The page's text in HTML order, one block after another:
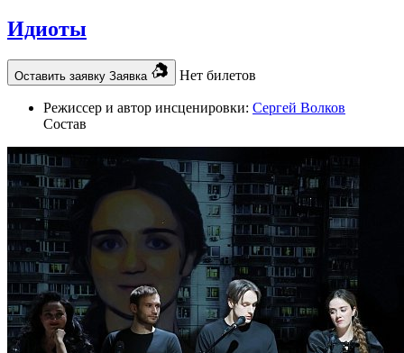
Идиоты
Оставить заявку Заявка Нет билетов
Режиссер и автор инсценировки: Сергей Волков
Состав